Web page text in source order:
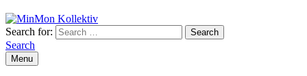
Search for:
Search
Menu